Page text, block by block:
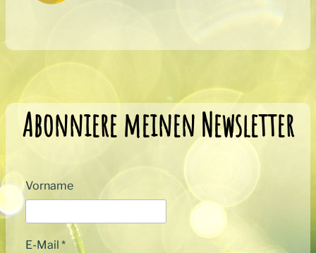
Abonniere meinen Newsletter
Vorname
E-Mail *